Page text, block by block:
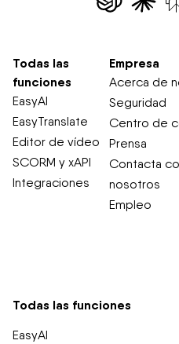
Todas las
funciones
EasyAI
EasyTranslate
Editor de vídeo
SCORM y xAPI
Integraciones
Empresa
Acerca de
Seguridad
Centro de
Prensa
Contacta
nosotros
Empleo
Todas las funciones
EasyAI